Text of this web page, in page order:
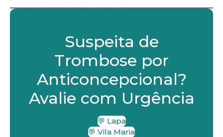
Suspeita de
Trombose por
Anticoncepcional?
Avalie com Urgência
💬 Lapa
💬 Vila Maria